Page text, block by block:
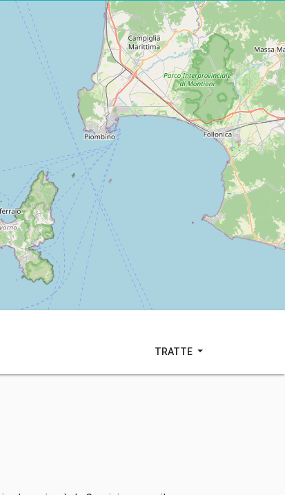
TRATTE